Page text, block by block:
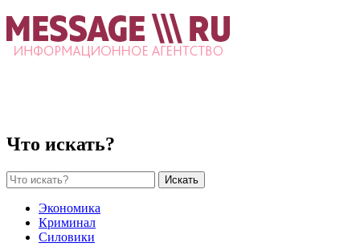
Что искать?
Искать
Экономика
Криминал
Силовики